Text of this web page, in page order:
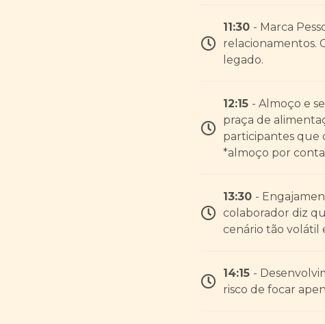
11:30 - Marca
relacionamentos.
legado.
12:15 - Almoço e
praça de
participantes que
*almoço por
13:30 -
colaborador diz
cenário tão volátil
14:15 -
risco de focar